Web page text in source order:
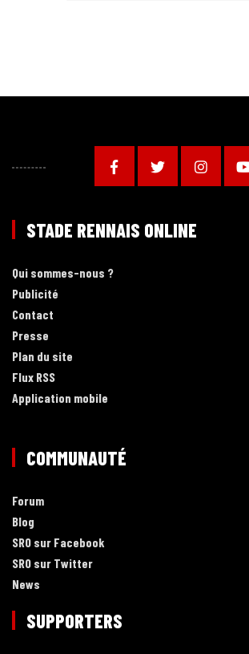
STADE RENNAIS ONLINE
Qui sommes-nous ?
Publicité
Contact
Presse
Plan du site
Flux RSS
Application mobile
COMMUNAUTÉ
Forum
Blog
SRO sur Facebook
SRO sur Twitter
News
SUPPORTERS